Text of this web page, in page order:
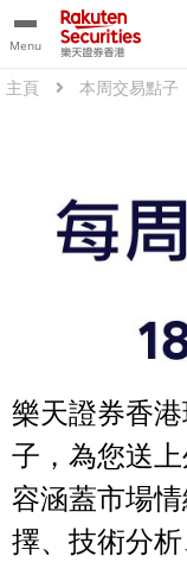
Menu
主頁 本周交易點子
樂天證券香
子，為您送
容涵蓋市場
擇、技術分